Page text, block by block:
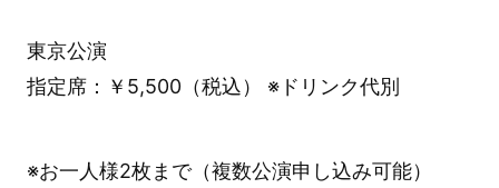
東京公演
指定席：￥5,500（税込） ※ドリンク代別
※お一人様2枚まで（複数公演申し込み可能）